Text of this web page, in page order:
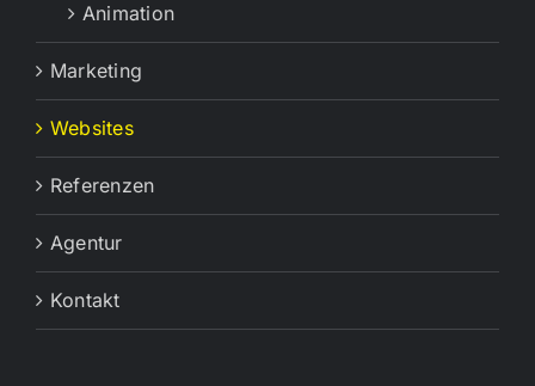
Animation
Marketing
Websites
Referenzen
Agentur
Kontakt